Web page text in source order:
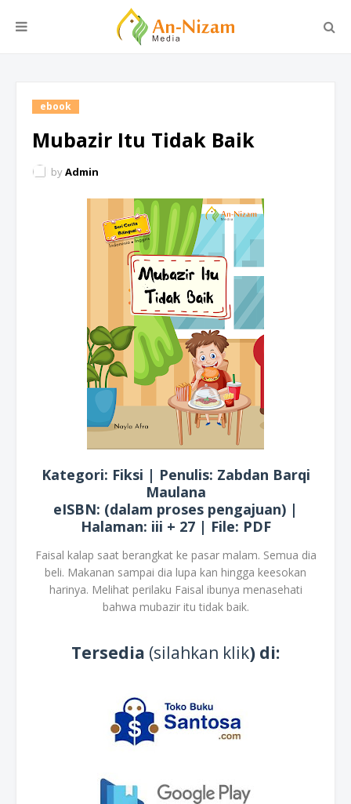
ebook
Mubazir Itu Tidak Baik
byAdmin
Kategori: Fiksi | Penulis: Zabdan Barqi
Maulana
eISBN: (dalam proses pengajuan) |
Halaman: iii + 27 | File: PDF
Faisal kalap saat berangkat ke pasar malam. Semua dia
beli. Makanan sampai dia lupa kan hingga keesokan
harinya. Melihat perilaku Faisal ibunya menasehati
bahwa mubazir itu tidak baik.
Tersedia (silahkan klik) di: